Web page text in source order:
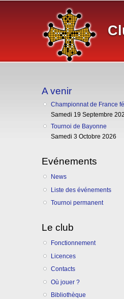
A venir
Championnat de France
Samedi 19 Septembre
Tournoi de Bayonne
Samedi 3 Octobre 2026
Evénements
News
Liste des événements
Tournoi permanent
Le club
Fonctionnement
Licences
Contacts
Où jouer ?
Bibliothèque